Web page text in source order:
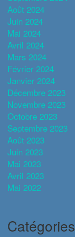
Août 2024
Juin 2024
Mai 2024
Avril 2024
Mars 2024
Février 2024
Janvier 2024
Décembre 2023
Novembre 2023
Octobre 2023
Septembre 2023
Août 2023
Juin 2023
Mai 2023
Avril 2023
Mai 2022
Catégories